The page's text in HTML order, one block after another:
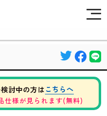
討中の方はこちらへ
仕様が見られます(無料)
もよろしいですか? 当社ではお客様の
細について、およびご質問がある場合
シーをご覧ください。